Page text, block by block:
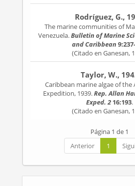
Rodríguez, G.,
The marine communities of
Venezuela.Bulletin of Marine
and Caribbean
(Citado en Ganesan,
Taylor, W.,
Caribbean marine algae of the
Expedition, 1939.Rep. Allan
Exped. 2 16:193.
(Citado en Ganesan,
Página 1 de 1
Anterior
1